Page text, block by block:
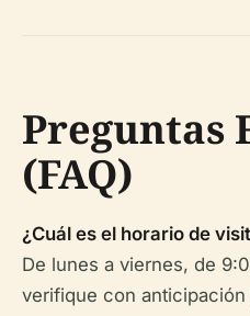
Preguntas
(FAQ)
¿Cuál es el horario de
De lunes a viernes, de
verifique con